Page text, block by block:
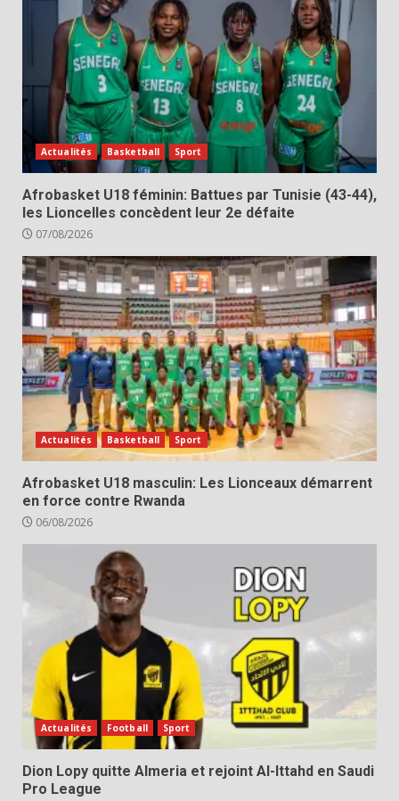
Actualités Basketball Sport
Afrobasket U18 féminin: Battues par Tunisie (43-44),
les Lioncelles concèdent leur 2e défaite
07/08/2026
Actualités Basketball Sport
Afrobasket U18 masculin: Les Lionceaux démarrent
en force contre Rwanda
06/08/2026
Actualités Football Sport
Dion Lopy quitte Almeria et rejoint Al-Ittahd en Saudi
Pro League